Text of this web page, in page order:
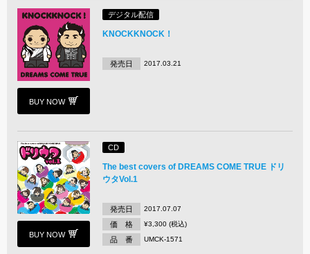
BUY NOW
デジタル配信
KNOCKKNOCK！
発売日 2017.03.21
BUY NOW
CD
The best covers of DREAMS COME TRUE ドリ
ウタVol.1
発売日 2017.07.07
価 格 ¥3,300 (税込)
品 番 UMCK-1571